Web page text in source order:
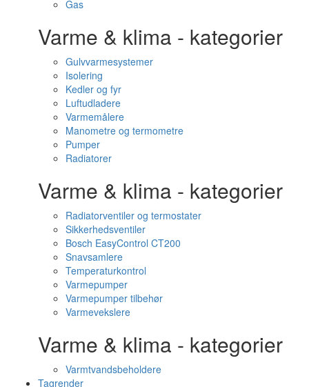
Gas
Varme & klima - kategorier
Gulvvarmesystemer
Isolering
Kedler og fyr
Luftudladere
Varmemålere
Manometre og termometre
Pumper
Radiatorer
Varme & klima - kategorier
Radiatorventiler og termostater
Sikkerhedsventiler
Bosch EasyControl CT200
Snavsamlere
Temperaturkontrol
Varmepumper
Varmepumper tilbehør
Varmevekslere
Varme & klima - kategorier
Varmtvandsbeholdere
Tagrender